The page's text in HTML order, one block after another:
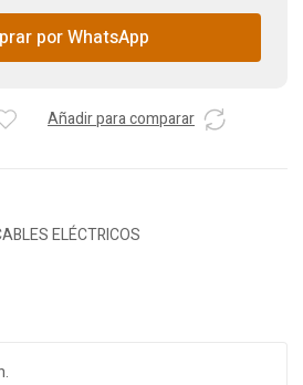
por WhatsApp
Añadir para comparar
ELÉCTRICOS